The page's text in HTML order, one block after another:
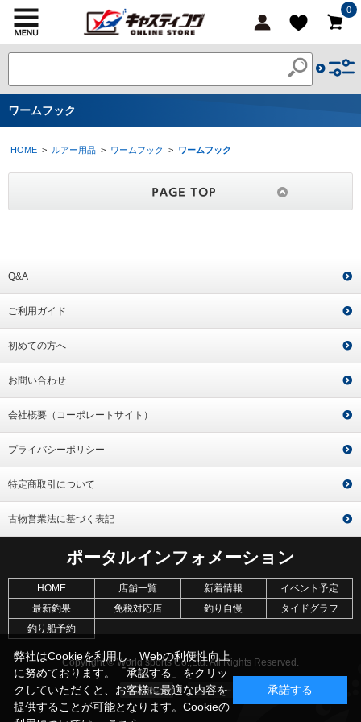
0
ワームフック
HOME > ルアー用品 > ワームフック > ワームフック
Q&A
ご利用ガイド
初めての方へ
お問い合わせ
会社概要（コーポレートサイト）
プライバシーポリシー
特定商取引について
古物営業法に基づく表記
ポータルインフォメーション
HOME 店舗一覧 新着情報
イベント予定
最新釣果
免税対応店 釣り自慢
タイドグラフ
釣り船予約
Copyright © World sports Co.,Ltd. All Rights Reserved.
弊社はCookieを利用し、Webの利便性向上
に努めております。「承認する」をクリッ
クしていただくと、お客様に最適な内容を
提供することが可能となります。Cookieの
承諾する